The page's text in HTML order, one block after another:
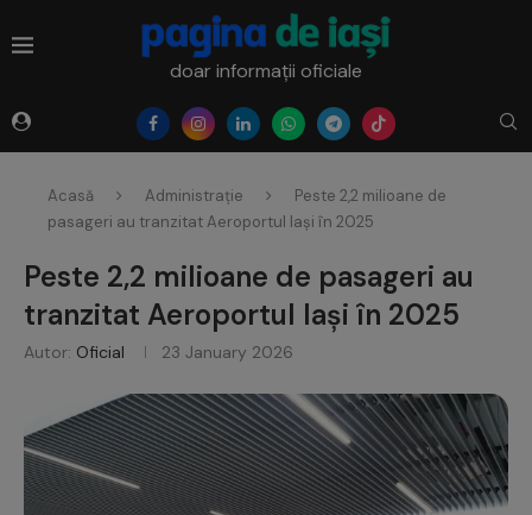
doar informații oficiale
Acasă Administrație
Peste 2,2 milioane de
pasageri au tranzitat Aeroportul Iași în 2025
Peste 2,2 milioane de pasageri au
tranzitat Aeroportul Iași în 2025
Autor: Oficial 23 January 2026